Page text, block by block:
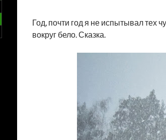
Год, почти год я не испытывал тех
вокруг бело. Сказка.